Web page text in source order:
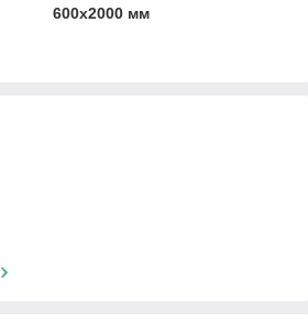
600х2000 мм